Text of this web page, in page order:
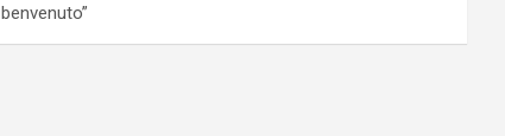
benvenuto”